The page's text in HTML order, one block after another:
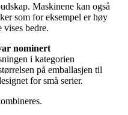
Maskinene kan også
som for eksempel er høy
bedre.
nominert
i kategorien
på emballasjen til
for små serier.